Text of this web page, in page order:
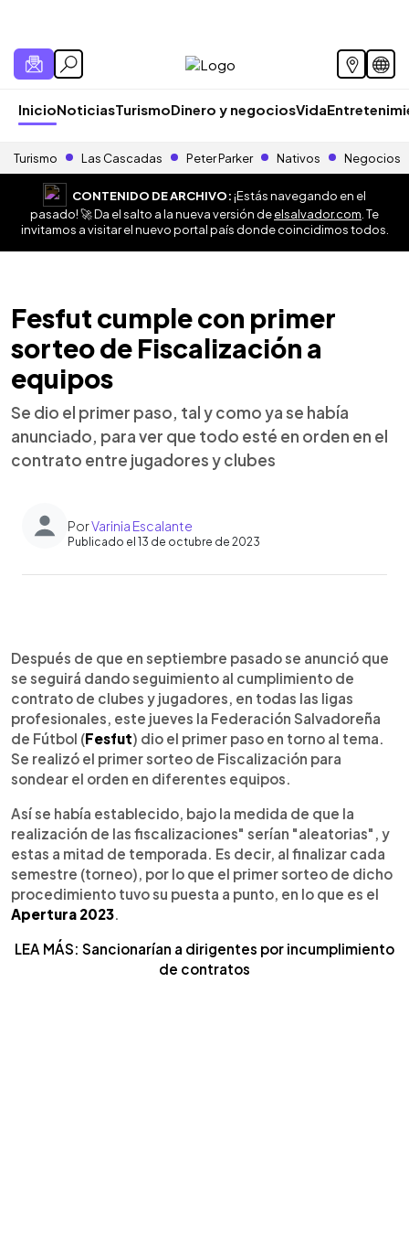
InicioNoticiasTurismoDinero y negociosVida
Turismo Las Cascadas Peter Parker Nativos Negocios
CONTENIDO DE ARCHIVO:¡Estás navegando en el
pasado! 🚀 Da el salto a la nueva versión deelsalvador.com . Te
invitamos a visitar el nuevo portal país donde coincidimos todos.
Fesfut cumple con primer
sorteo de Fiscalización a
equipos
Se dio el primer paso, tal y como ya se había
anunciado, para ver que todo esté en orden en el
contrato entre jugadores y clubes
PorVarinia Escalante
Publicado el 13 de octubre de 2023
► Escuchar artículo
Después de que en septiembre pasado se anunció que
se seguirá dando seguimiento al cumplimiento de
contrato de clubes y jugadores, en todas las ligas
profesionales, este jueves la Federación Salvadoreña
de Fútbol (Fesfut) dio el primer paso en torno al tema.
Se realizó el primer sorteo de Fiscalización para
sondear el orden en diferentes equipos.
Así se había establecido, bajo la medida de que la
realización de las fiscalizaciones" serían "aleatorias", y
estas a mitad de temporada. Es decir, al finalizar cada
semestre (torneo), por lo que el primer sorteo de dicho
procedimiento tuvo su puesta a punto, en lo que es el
Apertura 2023.
LEA MÁS: Sancionarían a dirigentes por incumplimiento
de contratos